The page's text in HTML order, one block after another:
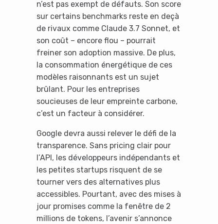
n’est pas exempt de défauts. Son score
sur certains benchmarks reste en deçà
de rivaux comme Claude 3.7 Sonnet, et
son coût – encore flou – pourrait
freiner son adoption massive. De plus,
la consommation énergétique de ces
modèles raisonnants est un sujet
brûlant. Pour les entreprises
soucieuses de leur empreinte carbone,
c’est un facteur à considérer.
Google devra aussi relever le défi de la
transparence. Sans pricing clair pour
l’API, les développeurs indépendants et
les petites startups risquent de se
tourner vers des alternatives plus
accessibles. Pourtant, avec des mises à
jour promises comme la fenêtre de 2
millions de tokens, l’avenir s’annonce
Yes, I will turn off Ad-Blocker